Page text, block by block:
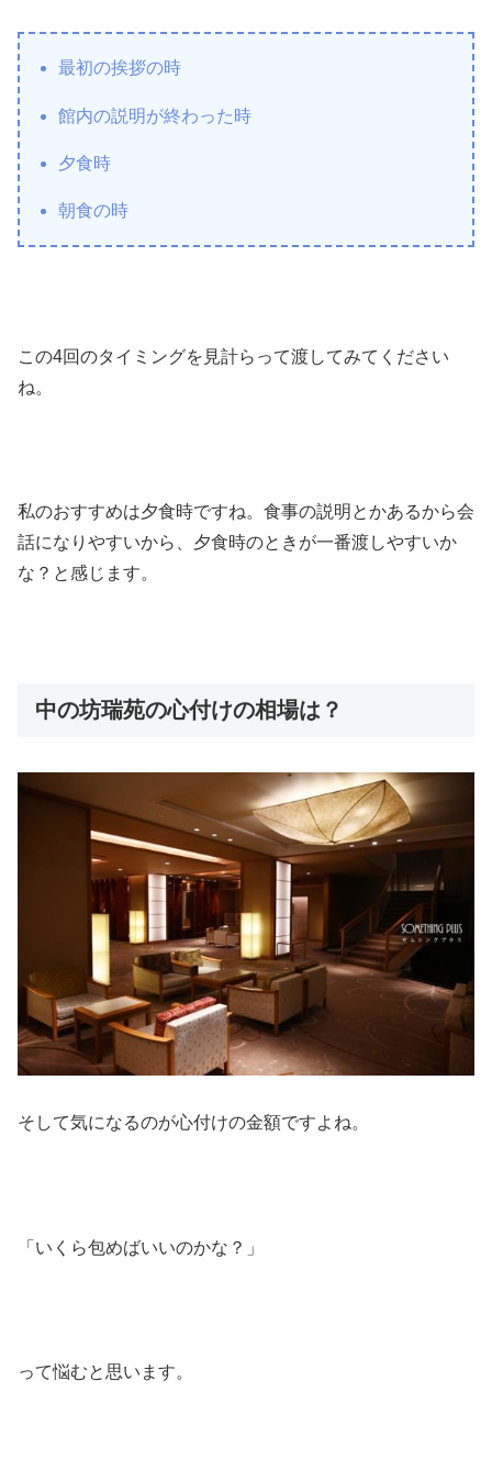
最初の挨拶の時
館内の説明が終わった時
夕食時
朝食の時
この4回のタイミングを見計らって渡してみてください
ね。
私のおすすめは夕食時ですね。食事の説明とかあるから会
話になりやすいから、夕食時のときが一番渡しやすいか
な？と感じます。
中の坊瑞苑の心付けの相場は？
そして気になるのが心付けの金額ですよね。
「いくら包めばいいのかな？」
って悩むと思います。